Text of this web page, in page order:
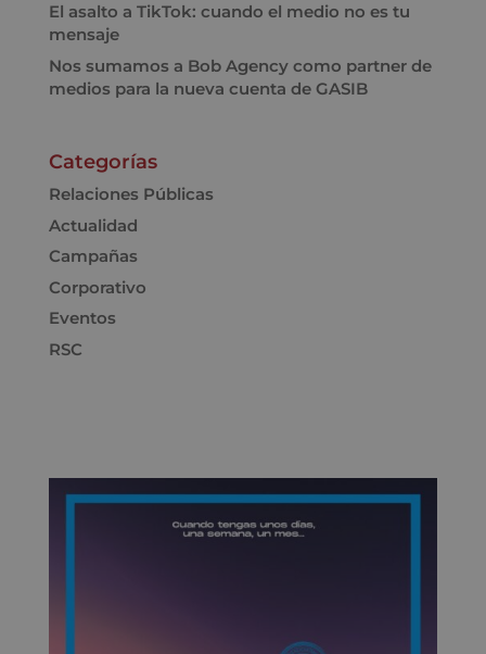
El asalto a TikTok: cuando el medio no es tu
mensaje
Nos sumamos a Bob Agency como partner de
medios para la nueva cuenta de GASIB
Categorías
Relaciones Públicas
Actualidad
Campañas
Corporativo
Eventos
RSC